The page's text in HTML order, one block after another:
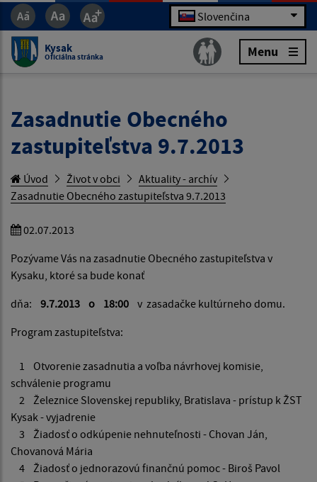
Slovenčina
Kysak
Oficiálna stránka Menu
Zasadnutie Obecného
zastupiteľstva 9.7.2013
Úvod Život v obci
Aktuality - archív
Zasadnutie Obecného zastupiteľstva 9.7.2013
02.07.2013
Pozývame Vás na zasadnutie Obecného zastupiteľstva v
Kysaku, ktoré sa bude konať
dňa:
9.7.2013 o 18:00 v zasadačke kultúrneho domu.
Program zastupiteľstva:
1 Otvorenie zasadnutia a voľba návrhovej komisie,
schválenie programu
2 Železnice Slovenskej republiky, Bratislava - prístup k ŽST
Kysak - vyjadrenie
3 Žiadosť o odkúpenie nehnuteľnosti - Chovan Ján,
Chovanová Mária
4 Žiadosť o jednorazovú finančnú pomoc - Biroš Pavol